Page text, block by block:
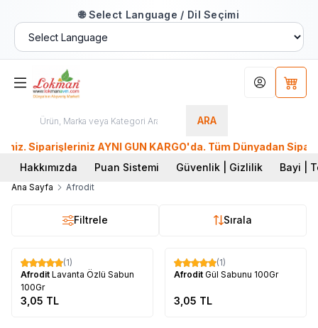
🌐 Select Language / Dil Seçimi
ARA
Hesabım
Siparişleriniz AYNI GÜN KARGO'da. Tüm Dünyadan
Hakkımızda
Puan Sistemi Güvenlik | Gizlilik Bayi |
Ana Sayfa Afrodit
Filtrele Sırala
(1)
Afrodit Lavanta Özlü Sabun
100Gr
3,05 TL
(1)
Afrodit Gül Sabunu 100Gr
3,05 TL